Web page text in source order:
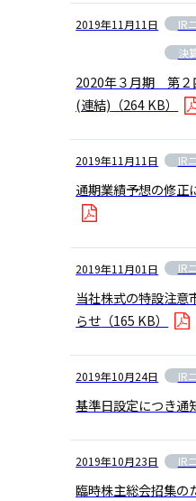
2019年11月11日 IR
決
2020年３月期 第２
(連結) （264 KB）
2019年11月11日 IR
通期業績予想の修正
2019年11月01日 IR
当社株式の特設注意
らせ （165 KB）
2019年10月24日 IR
基準日設定につき通
2019年10月23日 IR
臨時株主総会招集の